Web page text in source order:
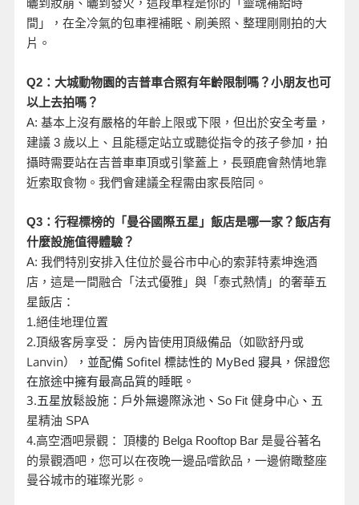
間」，在全冷氣的包車裡補眠、刷美照、整理剛剛拍的大
片。
Q2：大城動物園的吉普車合照有年齡限制嗎？小朋友也可
以上去拍嗎？
A: 基本上沒有嚴格的年齡上限或下限，但出於安全考量，
建議 3 歲以上、且能穩定站立或聽從指令的孩子參加，拍
攝時需要站在吉普車車頂或引擎蓋上，長頸鹿會熱情地靠
近索取食物。我們會建議全程需由家長陪同。
Q3：行程標榜的「曼谷國際五星」飯店是哪一家？飯店有
什麼設施值得體驗？
A: 我們特別安排入住位於曼谷市中心的索菲特素坤逸酒
店，這是一間融合「法式優雅」與「泰式熱情」的奢華五
星飯店：
1.絕佳地理位置
2.頂級客房享受： 房內皆使用頂級備品（如歐舒丹或
Lanvin），並配備 Sofitel 標誌性的 MyBed 寢具，保證您
在旅途中擁有最高品質的睡眠。
3.五星放鬆設施：戶外無邊際泳池 、 So Fit 健身中心、 五
星精油 SPA
4.高空酒吧景觀： 頂樓的 Belga Rooftop Bar 是曼谷著名
的景觀酒吧，您可以在夜晚一邊品嚐飲品，一邊俯瞰整座
曼谷城市的璀璨光影。